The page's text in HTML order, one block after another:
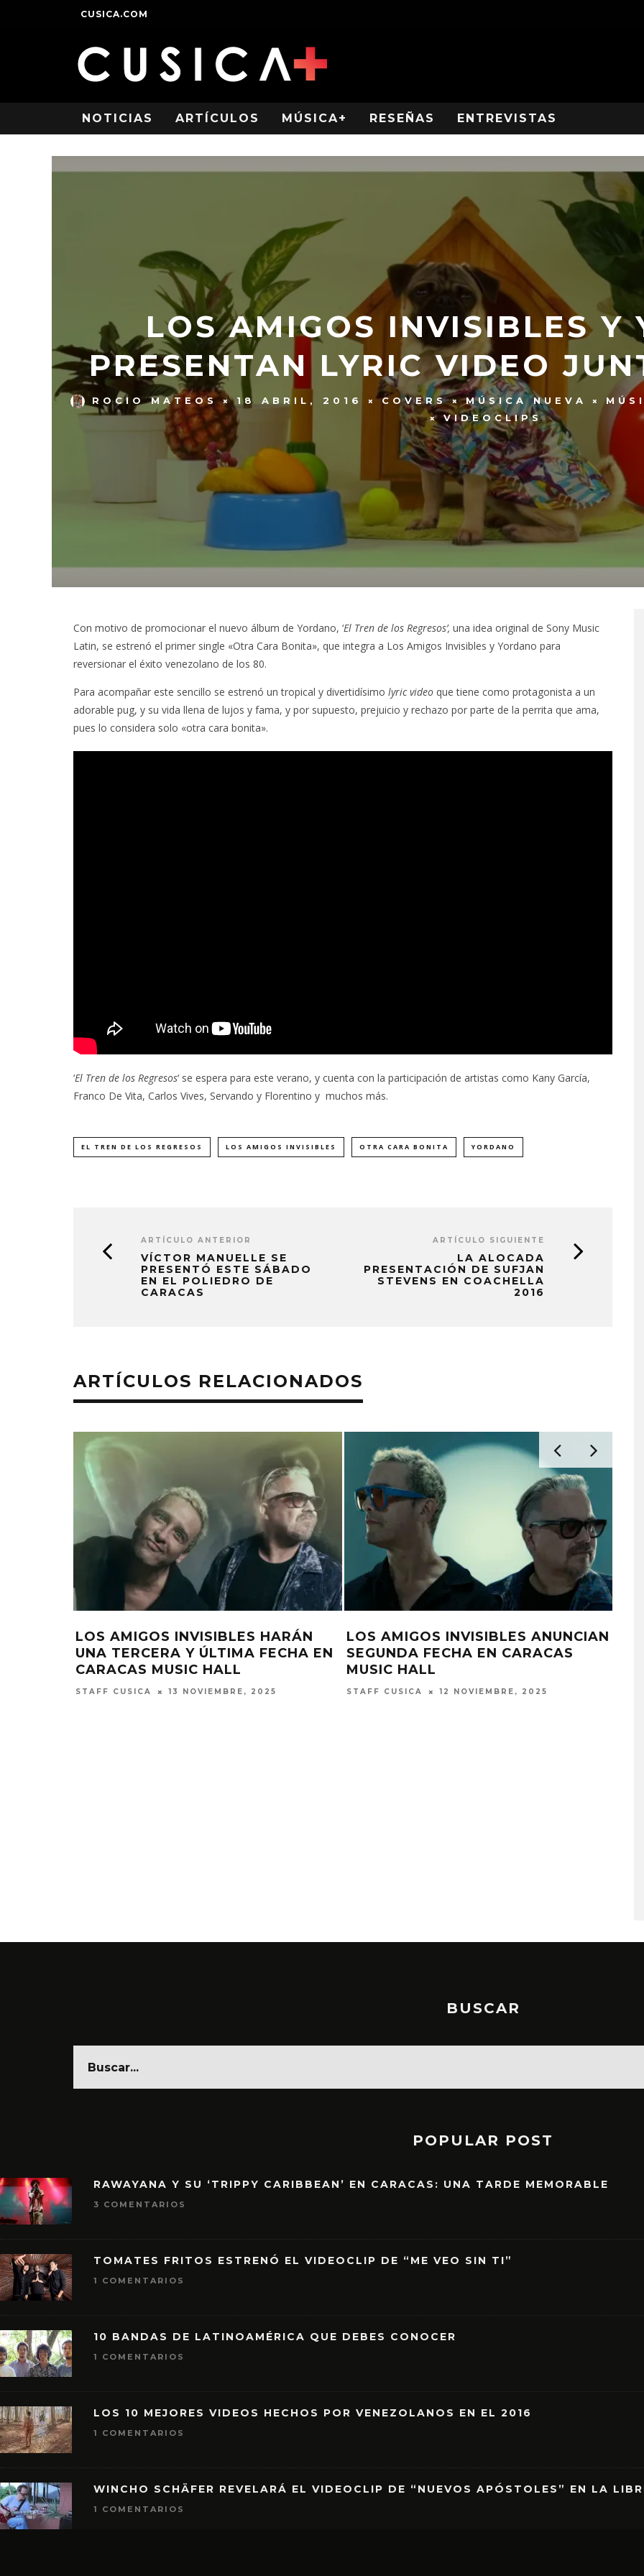
CUSICA.COM
NOTICIAS ARTÍCULOS MÚSICA+ RESEÑAS ENTREVISTAS
LOS AMIGOS INVISIBLES Y
PRESENTAN LYRIC VIDEO
ROCIO MATEOS 18 ABRIL, 2016 COVERS MÚSICA NUEVA
VIDEOCLIPS
Con motivo de promocionar el nuevo álbum de Yordano, ‘El Tren de los Regresos’, una idea original de Sony Music
Latin, se estrenó el primer single «Otra Cara Bonita», que integra a Los Amigos Invisibles y Yordano para
reversionar el éxito venezolano de los 80.
Para acompañar este sencillo se estrenó un tropical y divertidísimo lyric video que tiene como protagonista a un
adorable pug, y su vida llena de lujos y fama, y por supuesto, prejuicio y rechazo por parte de la perrita que ama,
pues lo considera solo «otra cara bonita».
‘El Tren de los Regresos‘ se espera para este verano, y cuenta con la participación de artistas como Kany García,
Franco De Vita, Carlos Vives, Servando y Florentino y muchos más.
EL TREN DE LOS REGRESOS LOS AMIGOS INVISIBLES OTRA CARA BONITA YORDANO
ARTÍCULO ANTERIOR
VÍCTOR MANUELLE SE
PRESENTÓ ESTE SÁBADO
EN EL POLIEDRO DE
CARACAS
ARTÍCULO SIGUIENTE
LA ALOCADA
PRESENTACIÓN DE SUFJAN
STEVENS EN COACHELLA
2016
ARTÍCULOS RELACIONADOS
LOS AMIGOS INVISIBLES HARÁN
UNA TERCERA Y ÚLTIMA FECHA EN
CARACAS MUSIC HALL
STAFF CUSICA 13 NOVIEMBRE, 2025
LOS AMIGOS INVISIBLES ANUNCIAN
SEGUNDA FECHA EN CARACAS
MUSIC HALL
STAFF CUSICA 12 NOVIEMBRE, 2025
BUSCAR
POPULAR POST
RAWAYANA Y SU ‘TRIPPY CARIBBEAN’ EN CARACAS: UNA TARDE MEMORABLE
3 COMENTARIOS
TOMATES FRITOS ESTRENÓ EL VIDEOCLIP DE “ME VEO SIN TI”
1 COMENTARIOS
10 BANDAS DE LATINOAMÉRICA QUE DEBES CONOCER
1 COMENTARIOS
LOS 10 MEJORES VIDEOS HECHOS POR VENEZOLANOS EN EL 2016
1 COMENTARIOS
WINCHO SCHÄFER REVELARÁ EL VIDEOCLIP DE “NUEVOS APÓSTOLES” EN LA
1 COMENTARIOS